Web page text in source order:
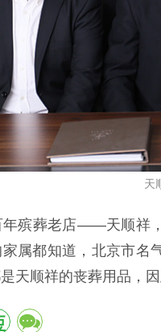
天
年殡葬老店——天顺祥
属都知道，北京市名
天顺祥的丧葬用品，